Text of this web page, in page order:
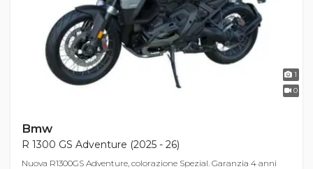
1
0
Bmw
R 1300 GS Adventure (2025 - 26)
Nuova R1300GS Adventure, colorazione Spezial. Garanzia 4 anni